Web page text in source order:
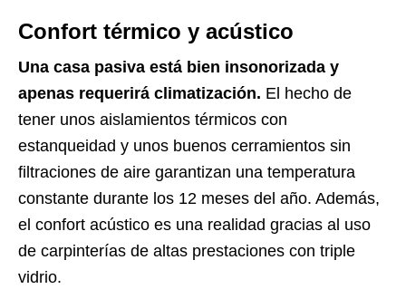
Confort térmico y acústico
Una casa pasiva está bien insonorizada y
apenas requerirá climatización. El hecho de
tener unos aislamientos térmicos con
estanqueidad y unos buenos cerramientos sin
filtraciones de aire garantizan una temperatura
constante durante los 12 meses del año. Además,
el confort acústico es una realidad gracias al uso
de carpinterías de altas prestaciones con triple
vidrio.